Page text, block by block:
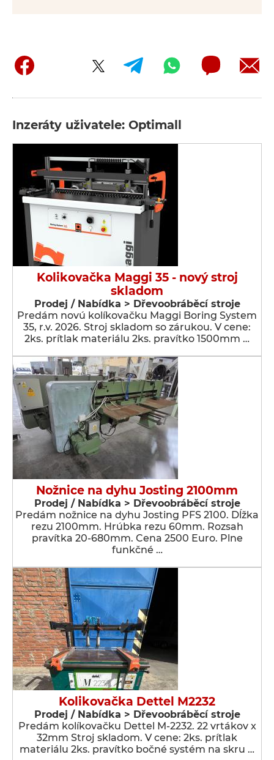
Inzeráty uživatele: Optimall
Kolikovačka Maggi 35 - nový stroj
skladom
Prodej / Nabídka > Dřevoobráběcí stroje
Predám novú kolíkovačku Maggi Boring System
35, r.v. 2026. Stroj skladom so zárukou. V cene:
2ks. prítlak materiálu 2ks. pravítko 1500mm …
Nožnice na dyhu Josting 2100mm
Prodej / Nabídka > Dřevoobráběcí stroje
Predám nožnice na dyhu Josting PFS 2100. Dĺžka
rezu 2100mm. Hrúbka rezu 60mm. Rozsah
pravítka 20-680mm. Cena 2500 Euro. Plne
funkčné …
Kolikovačka Dettel M2232
Prodej / Nabídka > Dřevoobráběcí stroje
Predám kolíkovačku Dettel M-2232. 22 vrtákov x
32mm Stroj skladom. V cene: 2ks. prítlak
materiálu 2ks. pravítko bočné systém na skru …